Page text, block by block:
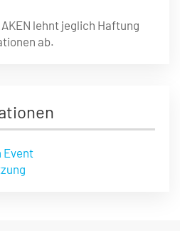
lehnt jeglich Haftung
ab.
Event